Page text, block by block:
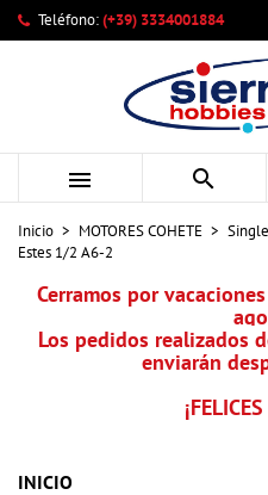
Teléfono:(+39) 3334001884
 
Inicio MOTORES COHETE
Estes 1/2 A6-2
Cerramos por
Los pedidos realizados
enviarán
INICIO
Mi lista de deseos
Crear nueva lista
Crear lista de
Nombre de la lista de deseos
Cancelar
Iniciar sesión
Debe iniciar sesión para